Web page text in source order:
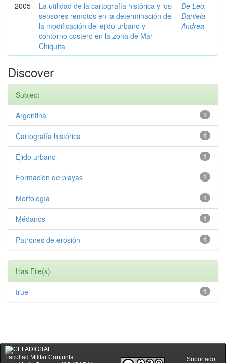
2005
La utilidad de la cartografía histórica y los
sensores remotos en la determinación de
la modificación del ejido urbano y
contorno costero en la zona de Mar
Chiquita
De Leo,
Daniela
Andrea
Discover
Subject
1
Argentina
1
Cartografía histórica
1
Ejido urbano
1
Formación de playas
1
Morfología
1
Médanos
1
Patrones de erosión
Has File(s)
1
true
Facultad Militar Conjunta
Soportado